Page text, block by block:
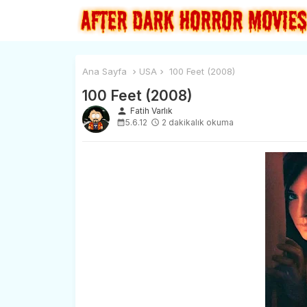
Ana Sayfa USA 100 Feet (2008)
100 Feet (2008)
person Fatih Varlık
5.6.12
2 dakikalık okuma